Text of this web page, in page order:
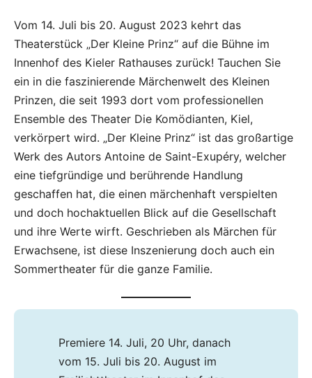
Vom 14. Juli bis 20. August 2023 kehrt das
Theaterstück „Der Kleine Prinz“ auf die Bühne im
Innenhof des Kieler Rathauses zurück! Tauchen Sie
ein in die faszinierende Märchenwelt des Kleinen
Prinzen, die seit 1993 dort vom professionellen
Ensemble des Theater Die Komödianten, Kiel,
verkörpert wird. „Der Kleine Prinz“ ist das großartige
Werk des Autors Antoine de Saint-Exupéry, welcher
eine tiefgründige und berührende Handlung
geschaffen hat, die einen märchenhaft verspielten
und doch hochaktuellen Blick auf die Gesellschaft
und ihre Werte wirft. Geschrieben als Märchen für
Erwachsene, ist diese Inszenierung doch auch ein
Sommertheater für die ganze Familie.
Premiere 14. Juli, 20 Uhr, danach
vom 15. Juli bis 20. August im